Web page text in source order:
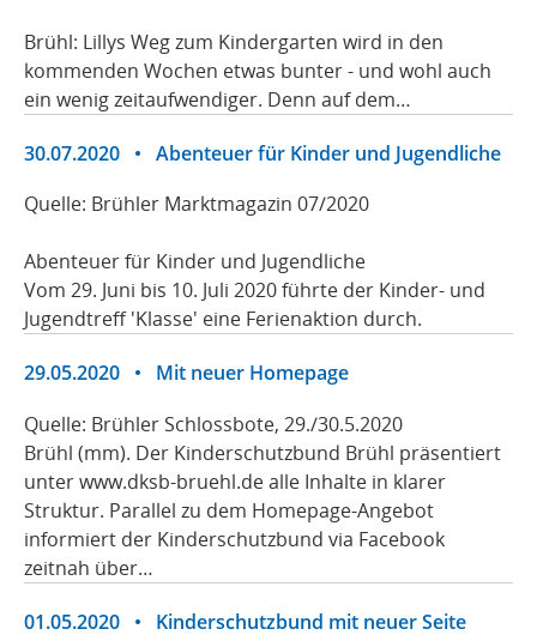
Brühl: Lillys Weg zum Kindergarten wird in den
kommenden Wochen etwas bunter - und wohl auch
ein wenig zeitaufwendiger. Denn auf dem…
30.07.2020 • Abenteuer für Kinder und Jugendliche
Quelle: Brühler Marktmagazin 07/2020
Abenteuer für Kinder und Jugendliche
Vom 29. Juni bis 10. Juli 2020 führte der Kinder- und
Jugendtreff 'Klasse' eine Ferienaktion durch.
29.05.2020 • Mit neuer Homepage
Quelle: Brühler Schlossbote, 29./30.5.2020
Brühl (mm). Der Kinderschutzbund Brühl präsentiert
unter www.dksb-bruehl.de alle Inhalte in klarer
Struktur. Parallel zu dem Homepage-Angebot
informiert der Kinderschutzbund via Facebook
zeitnah über…
01.05.2020 • Kinderschutzbund mit neuer Seite